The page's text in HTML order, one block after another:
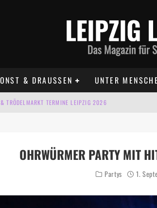
& DRAUSSEN UNTER
TRÖDELMARKT TERMINE LEIPZIG 2026
LEIPZIG AUF DER AGRA | 09.08.2026
| 22.08.2026
OHRWÜRMER PARTY MIT
Partys 1.